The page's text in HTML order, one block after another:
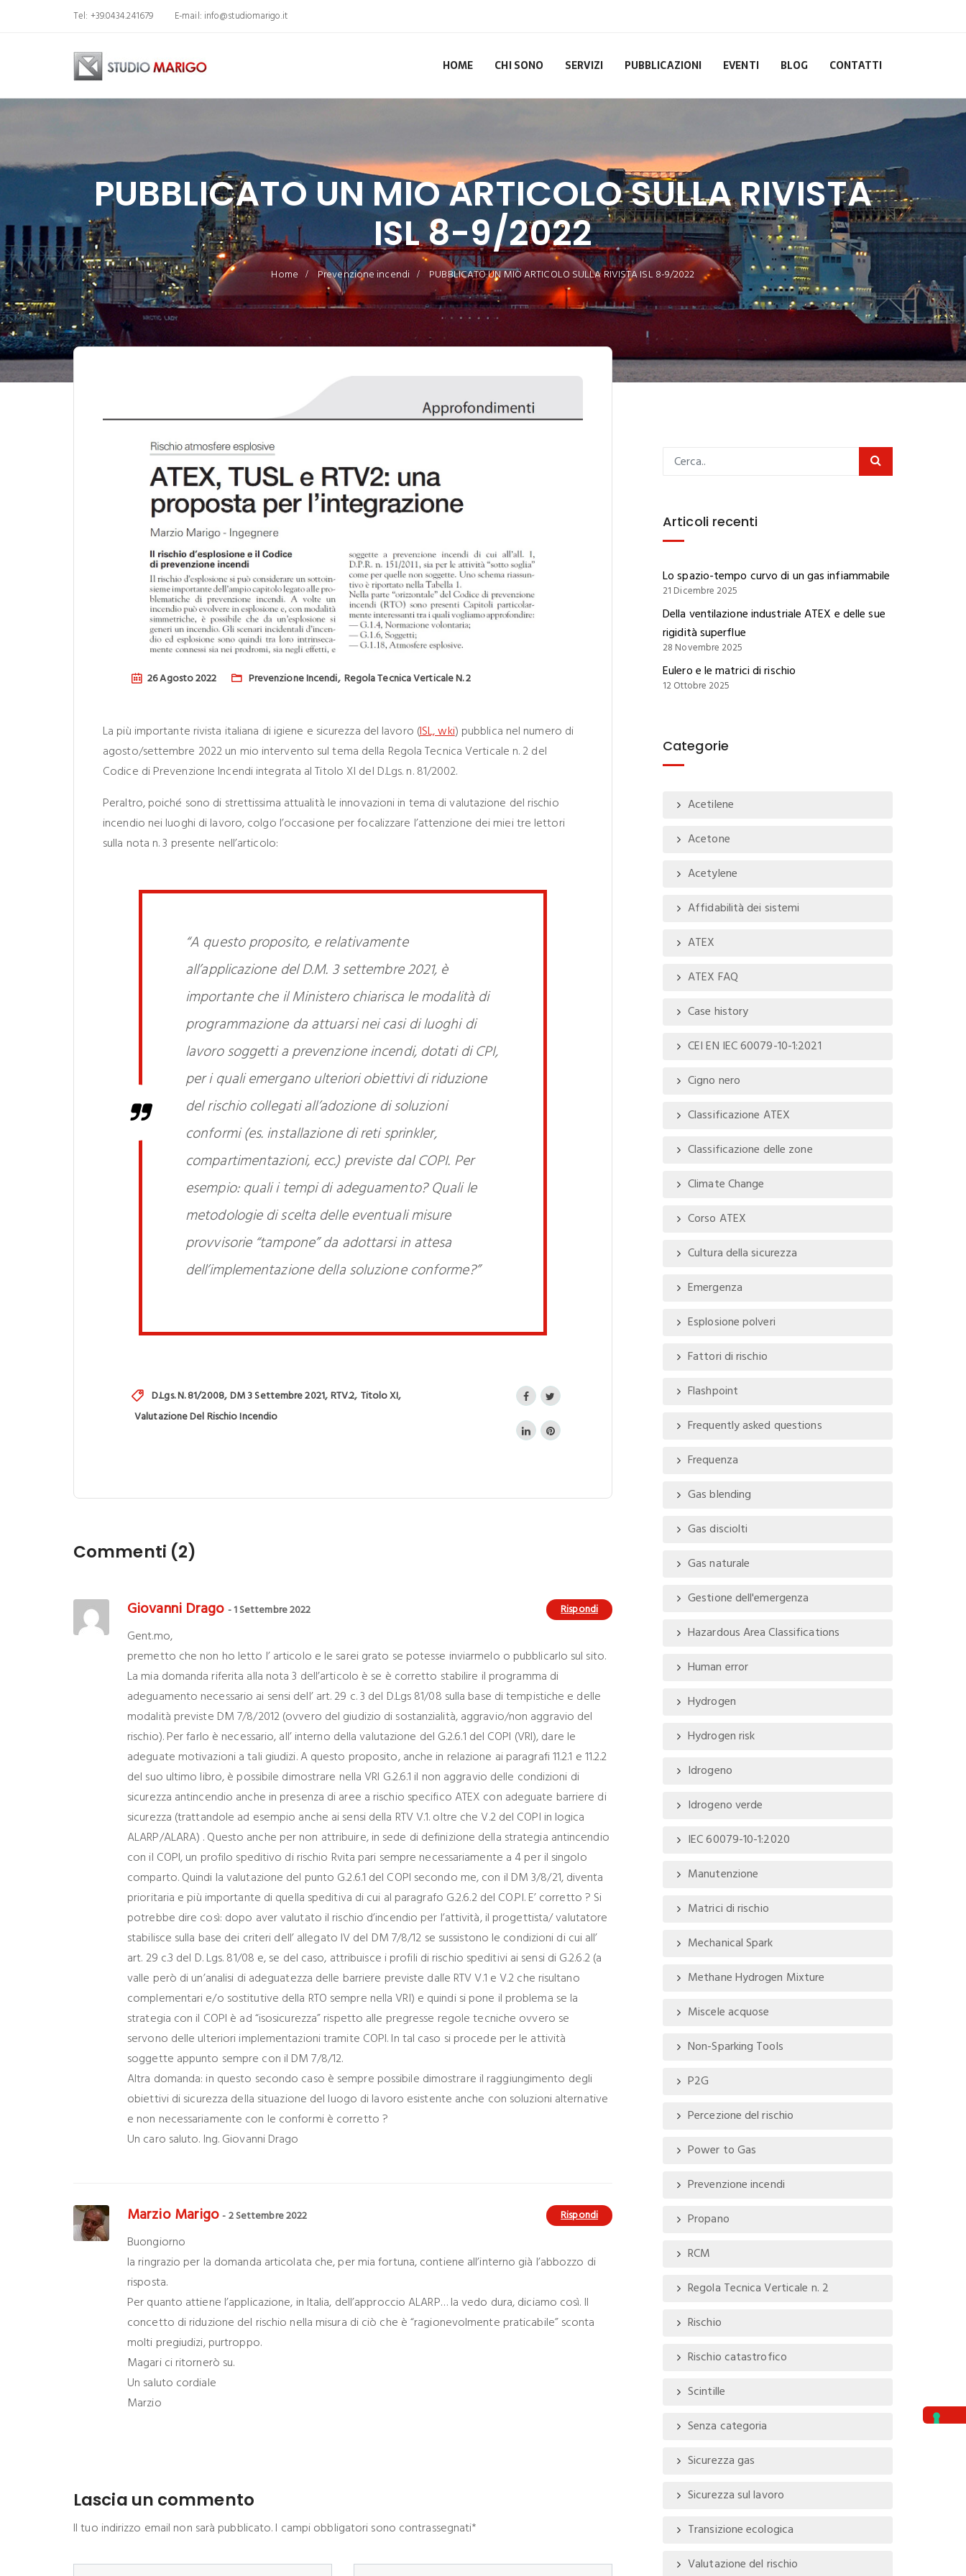
Tel: +39.0434.241679 E-mail: info@studiomarigo.it
HOME CHI SONO SERVIZI PUBBLICAZIONI EVENTI BLOG CONTATTI
PUBBLICATO UN MIO ARTICOLO SULLA RIVISTA
ISL 8-9/2022
Home Prevenzione incendi PUBBLICATO UN MIO ARTICOLO SULLA RIVISTA ISL 8-9/2022
26 Agosto 2022 Prevenzione Incendi, Regola Tecnica Verticale N. 2
La più importante rivista italiana di igiene e sicurezza del lavoro (ISL, wki) pubblica nel numero di
agosto/settembre 2022 un mio intervento sul tema della Regola Tecnica Verticale n. 2 del
Codice di Prevenzione Incendi integrata al Titolo XI del D.Lgs. n. 81/2002.
Peraltro, poiché sono di strettissima attualità le innovazioni in tema di valutazione del rischio
incendio nei luoghi di lavoro, colgo l’occasione per focalizzare l’attenzione dei miei tre lettori
sulla nota n. 3 presente nell’articolo:
“A questo proposito, e relativamente
all’applicazione del D.M. 3 settembre 2021, è
importante che il Ministero chiarisca le modalità di
programmazione da attuarsi nei casi di luoghi di
lavoro soggetti a prevenzione incendi, dotati di CPI,
per i quali emergano ulteriori obiettivi di riduzione
del rischio collegati all’adozione di soluzioni
conformi (es. installazione di reti sprinkler,
compartimentazioni, ecc.) previste dal COPI. Per
esempio: quali i tempi di adeguamento? Quali le
metodologie di scelta delle eventuali misure
provvisorie “tampone” da adottarsi in attesa
dell’implementazione della soluzione conforme?”
D.Lgs. N. 81/2008,DM 3 Settembre 2021,RTV.2, Titolo XI,
Valutazione Del Rischio Incendio
Commenti (2)
Rispondi
Giovanni Drago - 1 Settembre 2022
Gent.mo,
premetto che non ho letto l’ articolo e le sarei grato se potesse inviarmelo o pubblicarlo sul sito.
La mia domanda riferita alla nota 3 dell’articolo è se è corretto stabilire il programma di
adeguamento necessario ai sensi dell’ art. 29 c. 3 del D.Lgs 81/08 sulla base di tempistiche e delle
modalità previste DM 7/8/2012 (ovvero del giudizio di sostanzialità, aggravio/non aggravio del
rischio). Per farlo è necessario, all’ interno della valutazione del G.2.6.1 del COPI (VRI), dare le
adeguate motivazioni a tali giudizi. A questo proposito, anche in relazione ai paragrafi 11.2.1 e 11.2.2
del suo ultimo libro, è possibile dimostrare nella VRI G.2.6.1 il non aggravio delle condizioni di
sicurezza antincendio anche in presenza di aree a rischio specifico ATEX con adeguate barriere di
sicurezza (trattandole ad esempio anche ai sensi della RTV V.1. oltre che V.2 del COPI in logica
ALARP/ALARA) . Questo anche per non attribuire, in sede di definizione della strategia antincendio
con il COPI, un profilo speditivo di rischio Rvita pari sempre necessariamente a 4 per il singolo
comparto. Quindi la valutazione del punto G.2.6.1 del COPI secondo me, con il DM 3/8/21, diventa
prioritaria e più importante di quella speditiva di cui al paragrafo G.2.6.2 del CO.PI. E’ corretto ? Si
potrebbe dire così: dopo aver valutato il rischio d’incendio per l’attività, il progettista/ valutatore
stabilisce sulla base dei criteri dell’ allegato IV del DM 7/8/12 se sussistono le condizioni di cui all’
art. 29 c.3 del D. Lgs. 81/08 e, se del caso, attribuisce i profili di rischio speditivi ai sensi di G.2.6.2 (a
valle però di un’analisi di adeguatezza delle barriere previste dalle RTV V.1 e V.2 che risultano
complementari e/o sostitutive della RTO sempre nella VRI) e quindi si pone il problema se la
strategia con il COPI è ad “isosicurezza” rispetto alle pregresse regole tecniche ovvero se
servono delle ulteriori implementazioni tramite COPI. In tal caso si procede per le attività
soggette appunto sempre con il DM 7/8/12.
Altra domanda: in questo secondo caso è sempre possibile dimostrare il raggiungimento degli
obiettivi di sicurezza della situazione del luogo di lavoro esistente anche con soluzioni alternative
e non necessariamente con le conformi è corretto ?
Un caro saluto. Ing. Giovanni Drago
Rispondi
Marzio Marigo- 2 Settembre 2022
Buongiorno
la ringrazio per la domanda articolata che, per mia fortuna, contiene all’interno già l’abbozzo di
risposta.
Per quanto attiene l’applicazione, in Italia, dell’approccio ALARP… la vedo dura, diciamo così. Il
concetto di riduzione del rischio nella misura di ciò che è “ragionevolmente praticabile” sconta
molti pregiudizi, purtroppo.
Magari ci ritornerò su.
Un saluto cordiale
Marzio
Lascia un commento
Il tuo indirizzo email non sarà pubblicato. I campi obbligatori sono contrassegnati*
Articoli recenti
Lo spazio-tempo curvo di un gas infiammabile
21 Dicembre 2025
Della ventilazione industriale ATEX e delle sue
rigidità superflue
28 Novembre 2025
Eulero e le matrici di rischio
12 Ottobre 2025
Categorie
Acetilene
Acetone
Acetylene
Affidabilità dei sistemi
ATEX
ATEX FAQ
Case history
CEI EN IEC 60079-10-1:2021
Cigno nero
Classificazione ATEX
Classificazione delle zone
Climate Change
Corso ATEX
Cultura della sicurezza
Emergenza
Esplosione polveri
Fattori di rischio
Flashpoint
Frequently asked questions
Frequenza
Gas blending
Gas disciolti
Gas naturale
Gestione dell'emergenza
Hazardous Area Classifications
Human error
Hydrogen
Hydrogen risk
Idrogeno
Idrogeno verde
IEC 60079-10-1:2020
Manutenzione
Matrici di rischio
Mechanical Spark
Methane Hydrogen Mixture
Miscele acquose
Non-Sparking Tools
P2G
Percezione del rischio
Power to Gas
Prevenzione incendi
Propano
RCM
Regola Tecnica Verticale n. 2
Rischio
Rischio catastrofico
Scintille
Senza categoria
Sicurezza gas
Sicurezza sul lavoro
Transizione ecologica
Valutazione del rischio